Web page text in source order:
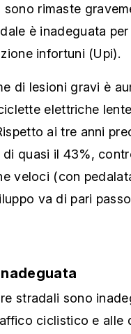
rimaste
è inadeguata
infortuni (Upi).
di lesioni gravi è
elettriche
ai tre anni
di quasi il 43%,
veloci (con
va di pari
stradali sono
ciclistico e alle